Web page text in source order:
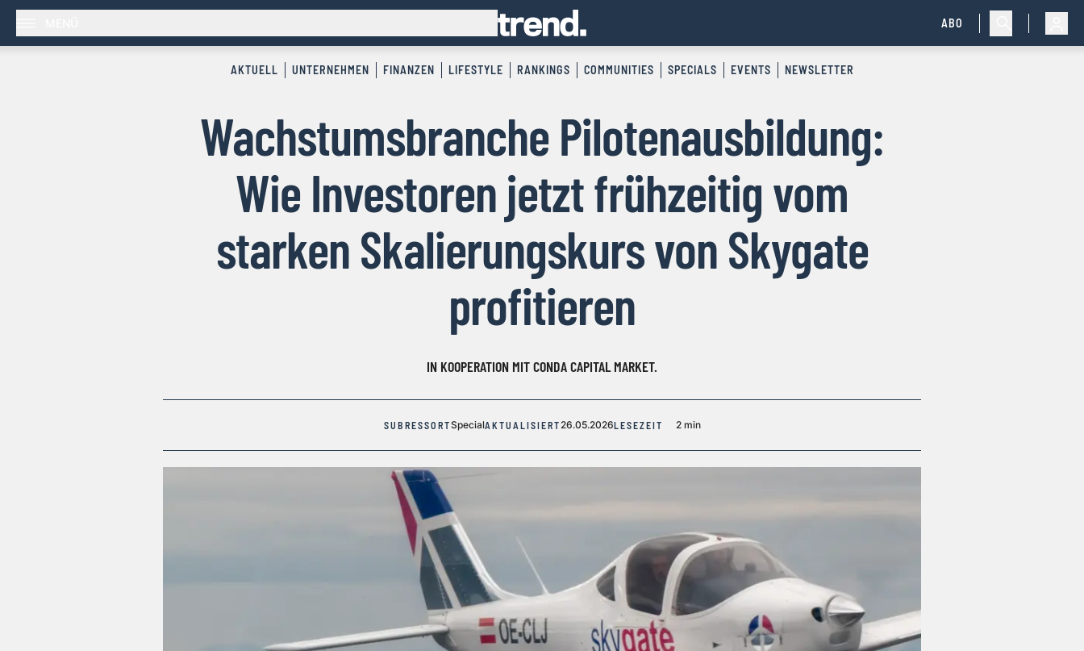
ABO
AKTUELL UNTERNEHMEN FINANZEN LIFESTYLE RANKINGS COMMUNITIES SPECIALS EVENTS NEWSLETTER
Wachstumsbranche Pilotenausbildung:
Wie Investoren jetzt frühzeitig vom
starken Skalierungskurs von Skygate
profitieren
IN KOOPERATION MIT CONDA CAPITAL MARKET.
SUBRESSORTSpecialAKTUALISIERT26.05.2026LESEZEIT 2 min